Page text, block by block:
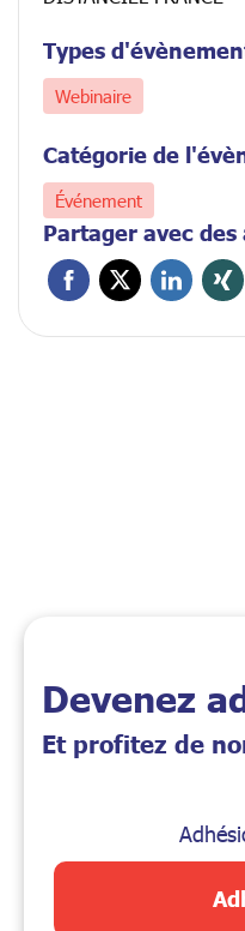
Types
Webinaire
Catégorie de
Événement
Partager avec des
Devenez
Et profitez de